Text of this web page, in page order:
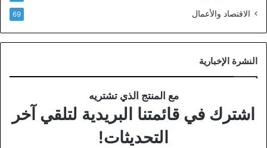
الاقتصاد والأعمال 69
النشرة الإخبارية
مع المنتج الذي تشتريه
اشترك في قائمتنا البريدية لتلقي آخر
التحديثات!